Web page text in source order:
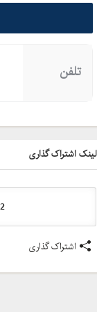
تلفن
اشتراک گذاری
اشتراک گذاری